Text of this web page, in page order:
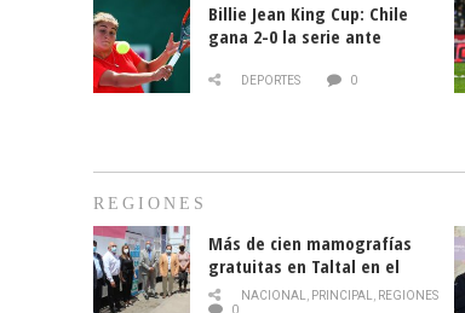
Billie Jean King Cup: Chile
gana 2-0 la serie ante
DEPORTES 0
REGIONES
Más de cien mamografías
gratuitas en Taltal en el
mes de la prevención del
NACIONAL, PRINCIPAL, REGIONES
0